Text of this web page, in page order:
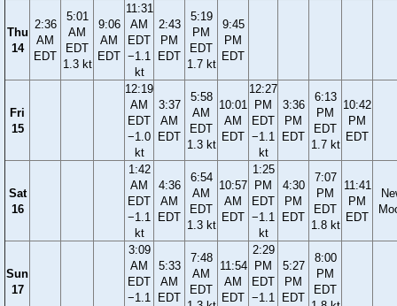
Thu
14
2:36
AM
EDT
5:01
AM
EDT
1.3 kt
9:06
AM
EDT
11:31
AM
EDT
−1.1
kt
2:43
PM
EDT
5:19
PM
EDT
1.7 kt
9:45
PM
EDT
Fri
15
12:19
AM
EDT
−1.0
kt
3:37
AM
EDT
5:58
AM
EDT
1.3 kt
10:01
AM
EDT
12:27
PM
EDT
−1.1
kt
3:36
PM
EDT
6:13
PM
EDT
1.7 kt
10:42
PM
EDT
Sat
16
1:42
AM
EDT
−1.1
kt
4:36
AM
EDT
6:54
AM
EDT
1.3 kt
10:57
AM
EDT
1:25
PM
EDT
−1.1
kt
4:30
PM
EDT
7:07
PM
EDT
1.8 kt
11:41
PM
EDT
Sun
17
3:09
AM
EDT
−1.1
5:33
AM
EDT
7:48
AM
EDT
11:54
AM
EDT
2:29
PM
EDT
−1.1
5:27
PM
EDT
8:00
PM
EDT